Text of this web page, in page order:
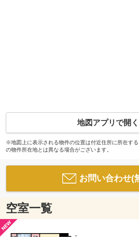
地図アプリで開く
※地図上に表示される物件の位置は付近住所に所在す
の物件所在地とは異なる場合がございます。
お問い合わせ(
空室一覧
-